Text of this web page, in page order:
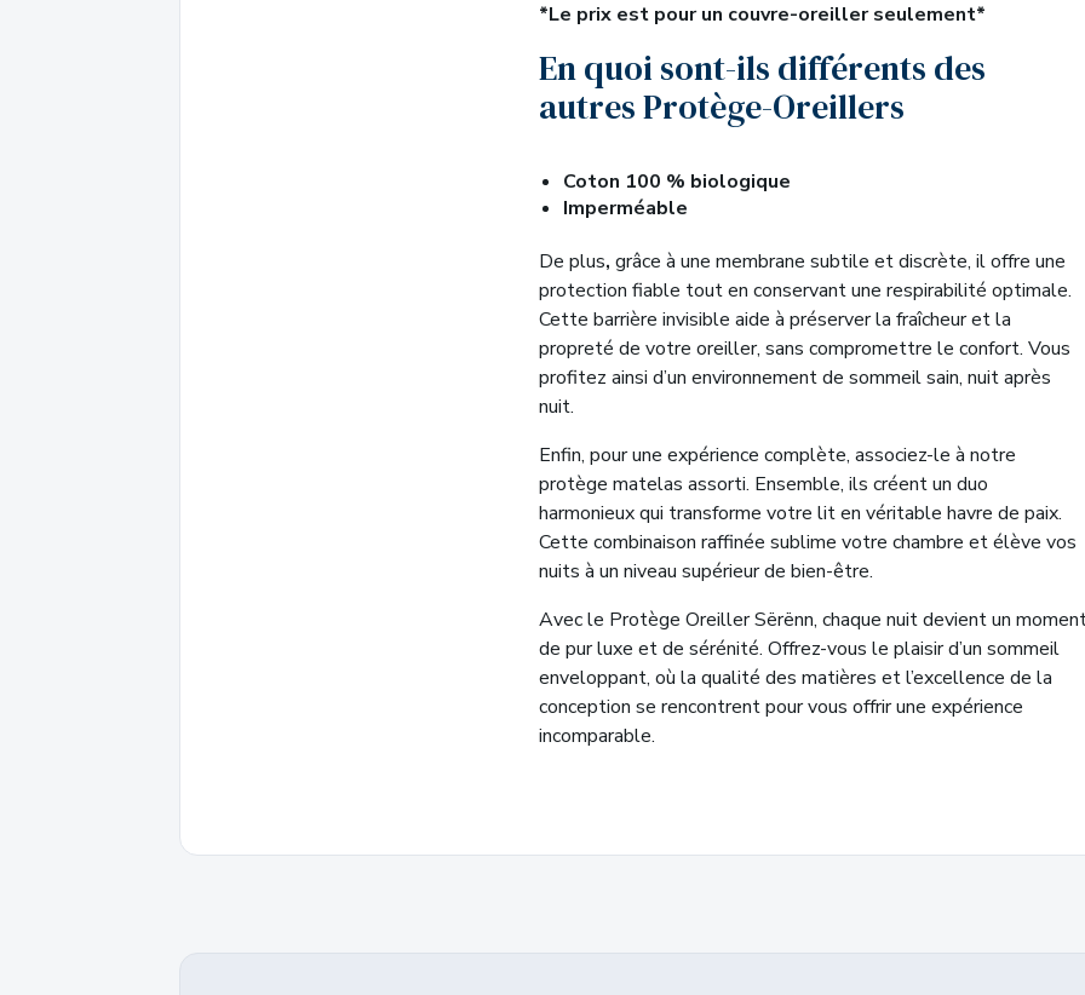
*Le prix est pour un couvre-oreiller seulement*
En quoi sont-ils différents des
autres Protège-Oreillers
Coton 100 % biologique
Imperméable
De plus, grâce à une membrane subtile et discrète, il offre une
protection fiable tout en conservant une respirabilité optimale.
Cette barrière invisible aide à préserver la fraîcheur et la
propreté de votre oreiller, sans compromettre le confort. Vous
profitez ainsi d’un environnement de sommeil sain, nuit après
nuit.
Enfin, pour une expérience complète, associez-le à notre
protège matelas assorti. Ensemble, ils créent un duo
harmonieux qui transforme votre lit en véritable havre de paix.
Cette combinaison raffinée sublime votre chambre et élève vos
nuits à un niveau supérieur de bien-être.
Avec le Protège Oreiller Sërënn, chaque nuit devient un
de pur luxe et de sérénité. Offrez-vous le plaisir d’un sommeil
enveloppant, où la qualité des matières et l’excellence de la
conception se rencontrent pour vous offrir une expérience
incomparable.